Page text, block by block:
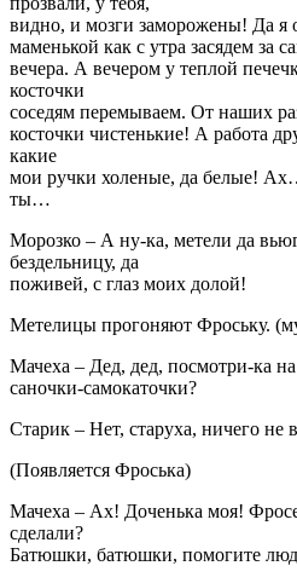
видно, и мозги заморожены! Да я
маменькой как с утра засядем за
вечера. А вечером у теплой
косточки
соседям перемываем. От наших
косточки чистенькие! А работа
какие
мои ручки холеные, да белые!
ты…
Морозко – А ну-ка, метели да
бездельницу, да
поживей, с глаз моих долой!
Метелицы прогоняют Фроську.
Мачеха – Дед, дед, посмотри-ка
саночки-самокаточки?
Старик – Нет, старуха, ничего не
(Появляется Фроська)
Мачеха – Ах! Доченька моя!
сделали?
Батюшки, батюшки, помогите